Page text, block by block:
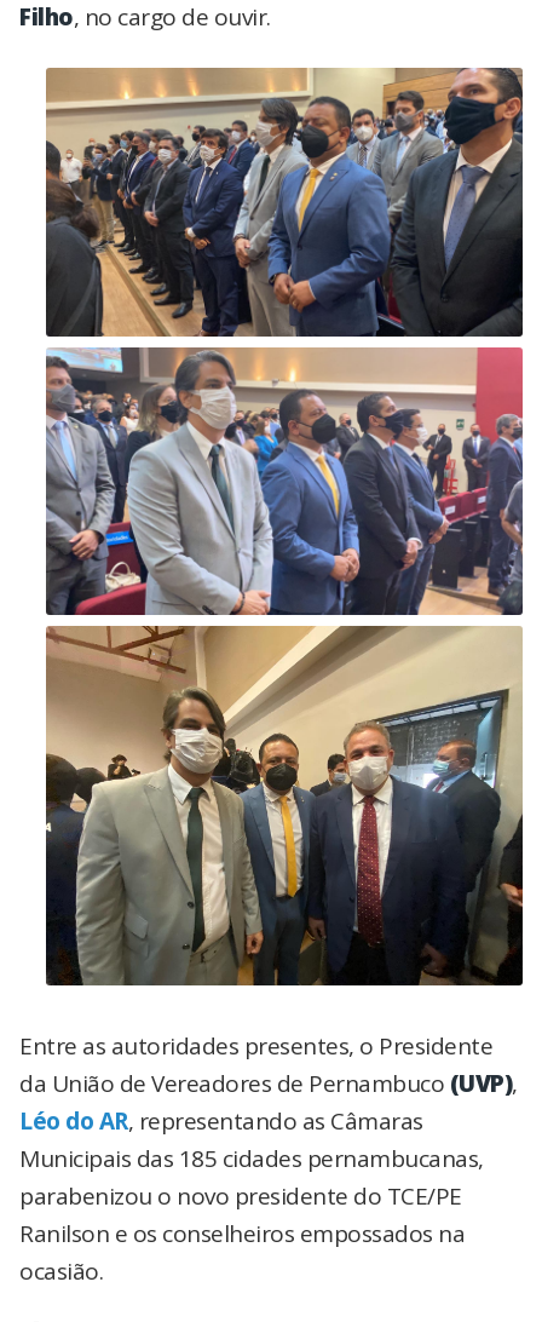
Filho, no cargo de ouvir.
Entre as autoridades presentes, o Presidente
da União de Vereadores de Pernambuco (UVP),
Léo do AR, representando as Câmaras
Municipais das 185 cidades pernambucanas,
parabenizou o novo presidente do TCE/PE
Ranilson e os conselheiros empossados na
ocasião.